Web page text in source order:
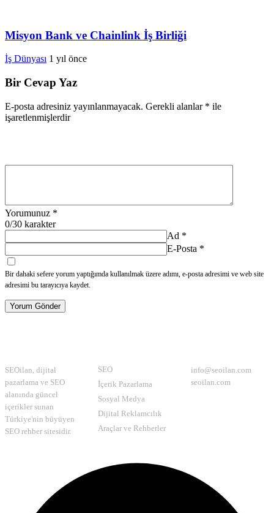
Misyon Bank ve Chainlink İş Birliği
İş Dünyası 1 yıl önce
Bir Cevap Yaz
E-posta adresiniz yayınlanmayacak. Gerekli alanlar * ile
işaretlenmişlerdir
Yorumunuz *
0/30 karakter
Ad *
E-Posta *
Bir dahaki sefere yorum yaptığımda kullanılmak üzere adımı, e-posta adresimi ve web site
adresimi bu tarayıcıya kaydet.
Yorum Gönder
SEOilan, dijital
pazarlama ve SEO
alanında güncel
içerikler sunan
Türkiye'nin büyüyen
SEO rehber sitesidir.
SEO
İçerik Pazarlama
Sosyal Medya
Dijital Reklamcılık
Araçlar ve Rehberler
info@seoilan.com
seoilan.com